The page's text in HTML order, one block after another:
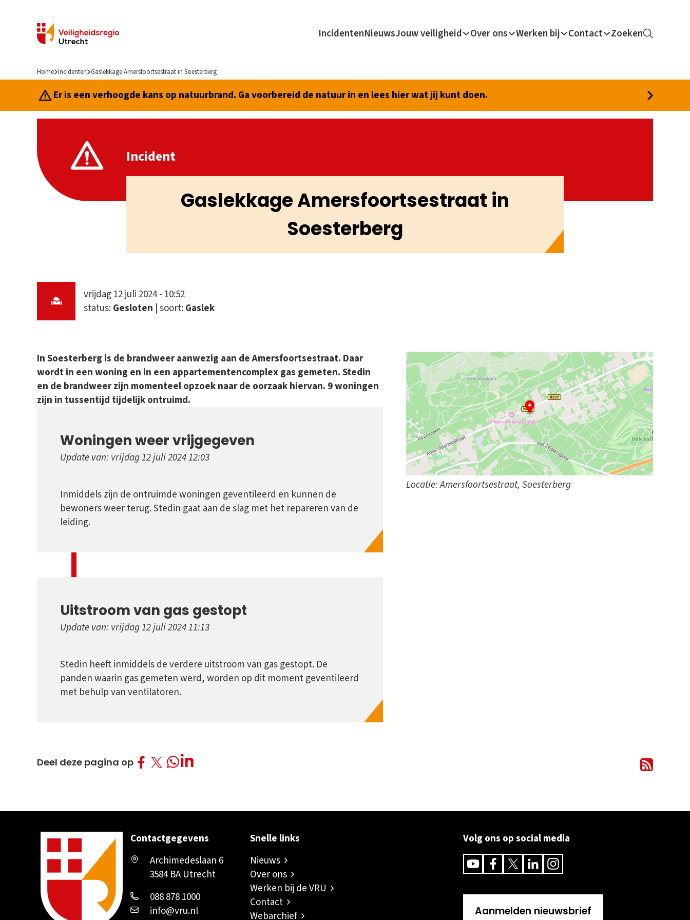
IncidentenNieuwsJouw veiligheid Over ons Werken bij Contact Zoeken
Home Incidenten Gaslekkage Amersfoortsestraat in Soesterberg
Er is een verhoogde kans op natuurbrand. Ga voorbereid de natuur in en lees hier wat jij kunt doen.
Incident
Gaslekkage Amersfoortsestraat in
Soesterberg
vrijdag 12 juli 2024 - 10:52
status:Gesloten | soort:Gaslek
In Soesterberg is de brandweer aanwezig aan de Amersfoortsestraat. Daar
wordt in een woning en in een appartementencomplex gas gemeten. Stedin
en de brandweer zijn momenteel opzoek naar de oorzaak hiervan. 9 woningen
zijn in tussentijd tijdelijk ontruimd.
Woningen weer vrijgegeven
Update van: vrijdag 12 juli 2024 12:03
Inmiddels zijn de ontruimde woningen geventileerd en kunnen de
bewoners weer terug. Stedin gaat aan de slag met het repareren van de
leiding.
Uitstroom van gas gestopt
Update van: vrijdag 12 juli 2024 11:13
Stedin heeft inmiddels de verdere uitstroom van gas gestopt. De
panden waarin gas gemeten werd, worden op dit moment geventileerd
met behulp van ventilatoren.
Locatie: Amersfoortsestraat, Soesterberg
Deel deze pagina opDeel op Facebook
Deel op Twitter
Deel op Whatsapp
Deel op LinkedIn
Contactgegevens
Archimedeslaan 6
3584 BA Utrecht
088 878 1000
info@vru.nl
Snelle links
Nieuws
Over ons
Werken bij de VRU
Contact
Webarchief
Volg ons op social media
YoutubeFacebookTwitterLinkedinInstagram
Aanmelden nieuwsbrief